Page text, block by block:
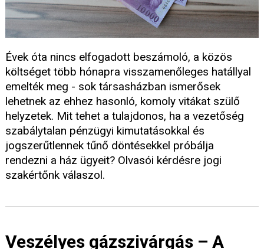
Évek óta nincs elfogadott beszámoló, a közös
költséget több hónapra visszamenőleges hatállyal
emelték meg - sok társasházban ismerősek
lehetnek az ehhez hasonló, komoly vitákat szülő
helyzetek. Mit tehet a tulajdonos, ha a vezetőség
szabálytalan pénzügyi kimutatásokkal és
jogszerűtlennek tűnő döntésekkel próbálja
rendezni a ház ügyeit? Olvasói kérdésre jogi
szakértőnk válaszol.
Veszélyes gázszivárgás – A